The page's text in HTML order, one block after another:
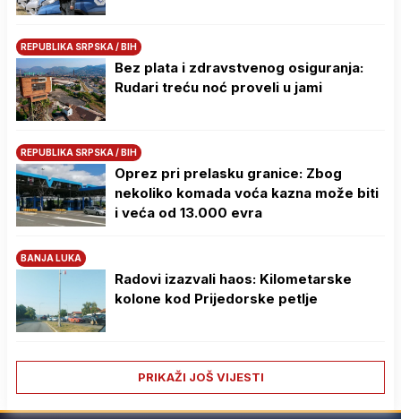
REPUBLIKA SRPSKA / BIH
Bez plata i zdravstvenog osiguranja:
Rudari treću noć proveli u jami
REPUBLIKA SRPSKA / BIH
Oprez pri prelasku granice: Zbog
nekoliko komada voća kazna može biti
i veća od 13.000 evra
BANJA LUKA
Radovi izazvali haos: Kilometarske
kolone kod Prijedorske petlje
PRIKAŽI JOŠ VIJESTI